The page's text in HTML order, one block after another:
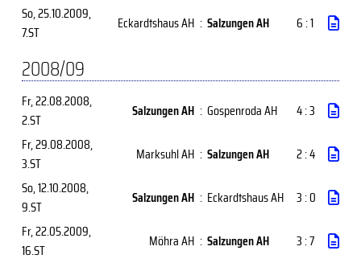
So, 25.10.2009,
7.ST
Eckardtshaus AH : Salzungen AH 6 : 1
2008/09
Fr, 22.08.2008,
2.ST
Salzungen AH : Gospenroda AH
4 : 3
Fr, 29.08.2008,
3.ST
Marksuhl AH : Salzungen AH
2 : 4
So, 12.10.2008,
9.ST
Salzungen AH : Eckardtshaus AH
3 : 0
Fr, 22.05.2009,
16.ST
Möhra AH : Salzungen AH 3 : 7